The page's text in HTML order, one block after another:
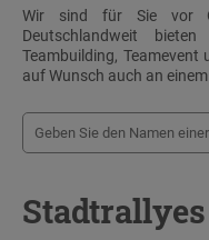
Wir sind für Sie vor
Deutschlandweit
Teambuilding,
auf Wunsch auch an